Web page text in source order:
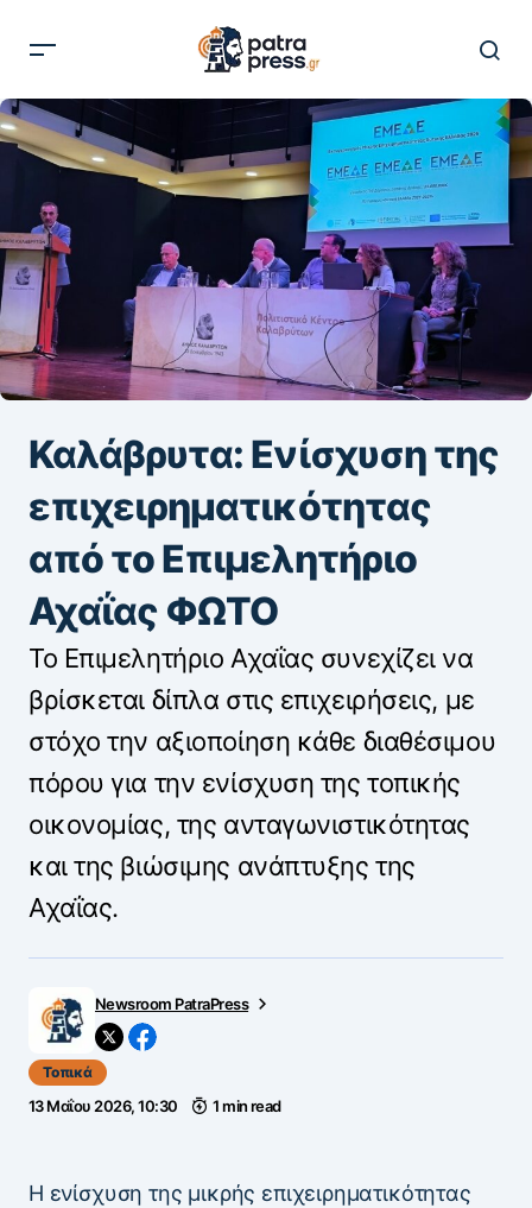
Καλάβρυτα: Ενίσχυση της
επιχειρηματικότητας
από το Επιμελητήριο
Αχαΐας ΦΩΤΟ
Το Επιμελητήριο Αχαΐας συνεχίζει να
βρίσκεται δίπλα στις επιχειρήσεις, με
στόχο την αξιοποίηση κάθε διαθέσιμου
πόρου για την ενίσχυση της τοπικής
οικονομίας, της ανταγωνιστικότητας
και της βιώσιμης ανάπτυξης της
Αχαΐας.
Newsroom PatraPress
Τοπικά
13 Μαΐου 2026, 10:30 1 min read
Η ενίσχυση της μικρής επιχειρηματικότητας